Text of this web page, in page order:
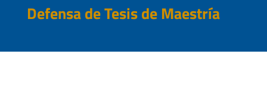
Defensa de Tesis de Maestría